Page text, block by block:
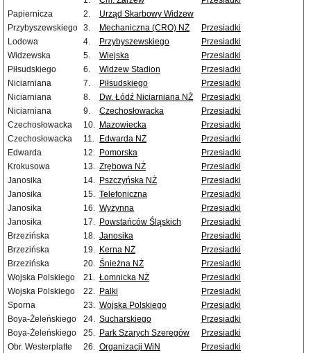
Papiernicza
2.
Urząd Skarbowy Widzew
Przybyszewskiego 3. Mechaniczna (CRO) NŻ
Przesiadki
Lodowa
4. Przybyszewskiego
Przesiadki
Widzewska
5. Wiejska
Przesiadki
Piłsudskiego
6. Widzew Stadion
Przesiadki
Niciarniana
7. Piłsudskiego
Przesiadki
Niciarniana
8. Dw. Łódź Niciarniana NŻ
Przesiadki
Niciarniana
9. Czechosłowacka
Przesiadki
Czechosłowacka
10. Mazowiecka
Przesiadki
Czechosłowacka
11. Edwarda NŻ
Przesiadki
Edwarda
12. Pomorska
Przesiadki
Krokusowa
13. Zrębowa NŻ
Przesiadki
Janosika
14. Pszczyńska NŻ
Przesiadki
Janosika
15. Telefoniczna
Przesiadki
Janosika
16. Wyżynna
Przesiadki
Janosika
17. Powstańców Śląskich
Przesiadki
Brzezińska
18. Janosika
Przesiadki
Brzezińska
19. Kerna NŻ
Przesiadki
Brzezińska
20. Śnieżna NŻ
Przesiadki
Wojska Polskiego
21. Łomnicka NŻ
Przesiadki
Wojska Polskiego
22. Palki
Przesiadki
Sporna
23. Wojska Polskiego
Przesiadki
Boya-Żeleńskiego
24. Sucharskiego
Przesiadki
Boya-Żeleńskiego
25. Park Szarych Szeregów
Przesiadki
Obr. Westerplatte
26. Organizacji WiN
Przesiadki